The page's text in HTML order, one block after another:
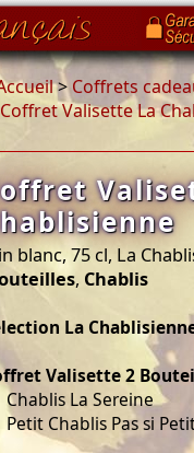
>Coffrets
Coffret Valisette La
blanc, 75 cl, La
, Chablis
La
Valisette 2
Chablis La Sereine
Petit Chablis Pas si